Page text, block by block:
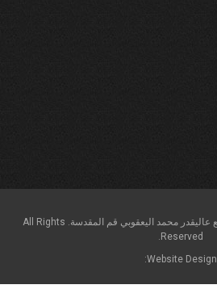
© 2026 - ويب سايت دفتر مرجع عاليقدر محمد اليعقوبي قم المقدسة. All Rights
Reserved.
Website Design: